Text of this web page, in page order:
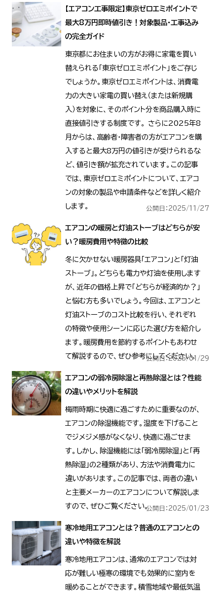
【エアコン工事限定】東京ゼロエミポイントで
最大8万円即時値引き！対象製品・工事込み
の完全ガイド
東京都にお住まいの方がお得に家電を買い
替えられる「東京ゼロエミポイント」をご存じ
でしょうか。東京ゼロエミポイントは、消費電
力の大きい家電の買い替え（または新規購
入）を対象に、そのポイント分を商品購入時に
直接値引きする制度です。 さらに2025年8
月からは、高齢者・障害者の方がエアコンを購
入すると最大8万円の値引きが受けられるな
ど、値引き額が拡充されています。この記事
では、東京ゼロエミポイントについて、エアコ
ンの対象の製品や申請条件などを詳しく紹介
します。
公開日：2025/11/27
エアコンの暖房と灯油ストーブはどちらが安
い？暖房費用や特徴の比較
冬に欠かせない暖房器具「エアコン」と「灯油
ストーブ」。どちらも電力や灯油を使用します
が、近年の価格上昇で「どちらが経済的か？」
と悩む方も多いでしょう。今回は、エアコンと
灯油ストーブのコスト比較を行い、それぞれ
の特徴や使用シーンに応じた選び方を紹介し
ます。暖房費用を節約するポイントもあわせ
て解説するので、ぜひ参考にしてください。
公開日：2025/01/29
エアコンの弱冷房除湿と再熱除湿とは？性能
の違いやメリットを解説
梅雨時期に快適に過ごすために重要なのが、
エアコンの除湿機能です。湿度を下げること
でジメジメ感がなくなり、快適に過ごせま
す。しかし、除湿機能には「弱冷房除湿」と「再
熱除湿」の2種類があり、方法や消費電力に
違いがあります。この記事では、両者の違い
と主要メーカーのエアコンについて解説しま
すので、ぜひご覧ください。公開日：2025/01/23
寒冷地用エアコンとは？普通のエアコンとの
違いや特徴を解説
寒冷地用エアコンは、通常のエアコンでは対
応が難しい極寒の環境でも効果的に室内を
暖めることができます。積雪地域や最低気温